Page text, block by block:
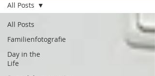
All Posts
Familienfotografie
Day in the
Life
All Posts